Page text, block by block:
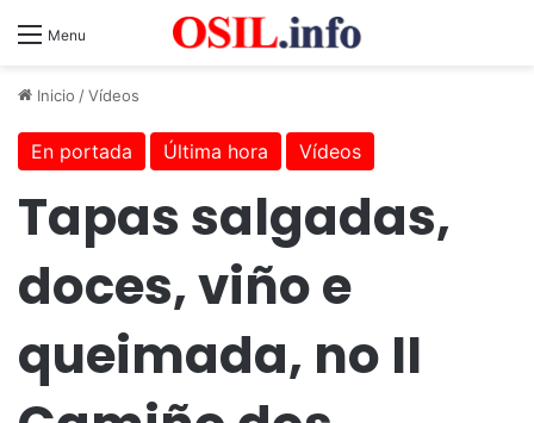
Menu
Inicio /Vídeos
En portada Última hora Vídeos
Tapas salgadas,
doces, viño e
queimada, no II